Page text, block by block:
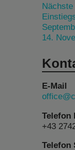
14.
E-Mail
Telefon
+43
Telefon